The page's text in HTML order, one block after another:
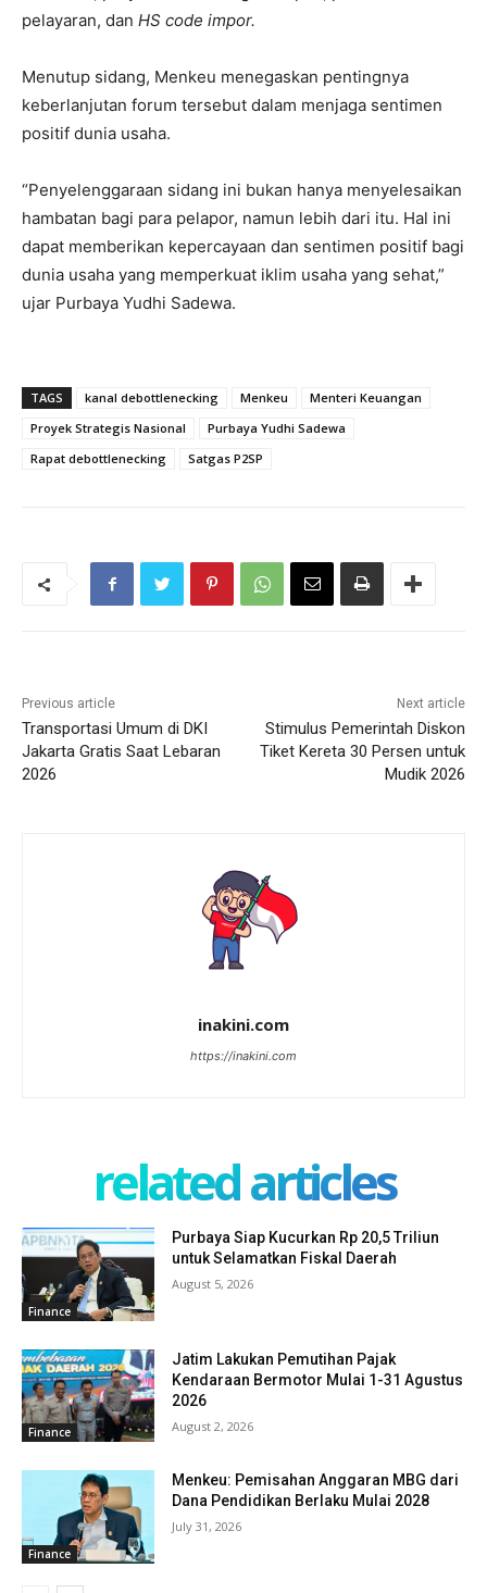
pelayaran, dan HS code impor.
Menutup sidang, Menkeu menegaskan pentingnya
keberlanjutan forum tersebut dalam menjaga sentimen
positif dunia usaha.
“Penyelenggaraan sidang ini bukan hanya menyelesaikan
hambatan bagi para pelapor, namun lebih dari itu. Hal ini
dapat memberikan kepercayaan dan sentimen positif bagi
dunia usaha yang memperkuat iklim usaha yang sehat,”
ujar Purbaya Yudhi Sadewa.
TAGS kanal debottlenecking Menkeu
Menteri Keuangan
Proyek Strategis Nasional
Purbaya Yudhi Sadewa
Rapat debottlenecking
Satgas P2SP
Previous article
Transportasi Umum di DKI
Jakarta Gratis Saat Lebaran
2026
Next article
Stimulus Pemerintah Diskon
Tiket Kereta 30 Persen untuk
Mudik 2026
inakini.com
https://inakini.com
related articles
Finance
Purbaya Siap Kucurkan Rp 20,5 Triliun
untuk Selamatkan Fiskal Daerah
August 5, 2026
Finance
Jatim Lakukan Pemutihan Pajak
Kendaraan Bermotor Mulai 1-31 Agustus
2026
August 2, 2026
Finance
Menkeu: Pemisahan Anggaran MBG dari
Dana Pendidikan Berlaku Mulai 2028
July 31, 2026